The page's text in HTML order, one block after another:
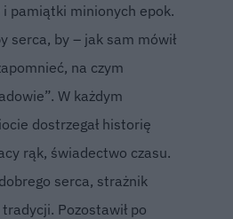
pamiątki minionych epok.
serca, by – jak sam mówił
na czym
W każdym
dostrzegał historię
rąk, świadectwo czasu.
dobrego serca, strażnik
Pozostawił po